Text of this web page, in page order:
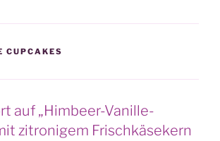
CUPCAKES
auf „Himbeer-Vanille-
zitronigem Frischkäsekern